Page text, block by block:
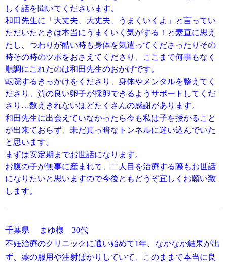
しく話を聞いてくださいます。
和田先生に「大丈夫、大丈夫、うまくいくよ」と言ってい
ただいたときは本当にうまくいく気がする！と素直に思え
たし、つわりが酷い時も身体を気遣ってくださったりその
時その時のツボをおさえてくださり、ここまで何事もなく
順調にこれたのは和田先生のおかげです。
転院するきっかけをくださり、身体やメンタルを整えてく
ださり、質の良い卵子が採卵できるようサポートしてくだ
さり…数えきれないほどたくさんの感謝があります。
和田先生に出会えていなかったら今も私は子を授かること
が出来ておらず、未だ真っ暗なトンネルに迷い込んでいた
と思います。
まずは安定期までお世話になります。
お腹の子が無事に産まれて、二人目を治療する際もお世話
になりたいと思いますので今後ともどうぞ宜しくお願い致
します。
千葉県 まゆ様 30代
不妊治療のクリニックに通い始めて1年、なかなか結果が出
ず、薬の服用や注射ばかりしていて、このままで本当に良